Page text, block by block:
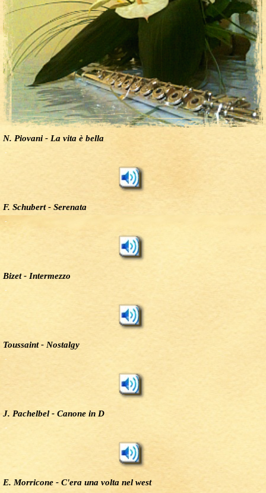
N. Piovani - La vita è bella
-
F. Schubert - Serenata
-
Bizet - Intermezzo
-
Toussaint - Nostalgy
-
J. Pachelbel - Canone in D
-
E. Morricone - C'era una volta nel west